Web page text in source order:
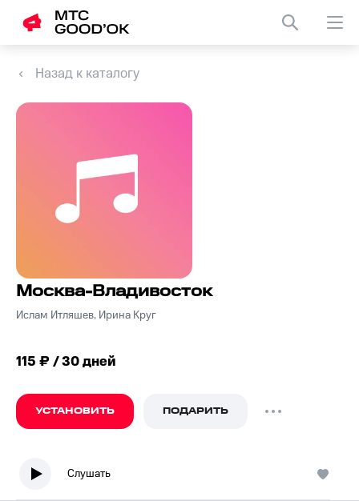
Назад к каталогу
Москва-Владивосток
Ислам Итляшев, Ирина Круг
115 ₽ / 30 дней
УСТАНОВИТЬ ПОДАРИТЬ
Слушать